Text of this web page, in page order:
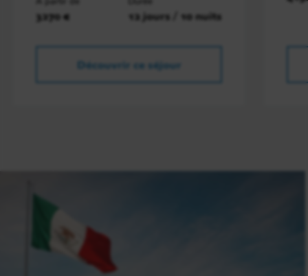
3270 € 12 jours / 10 nuits
Découvrir ce séjour